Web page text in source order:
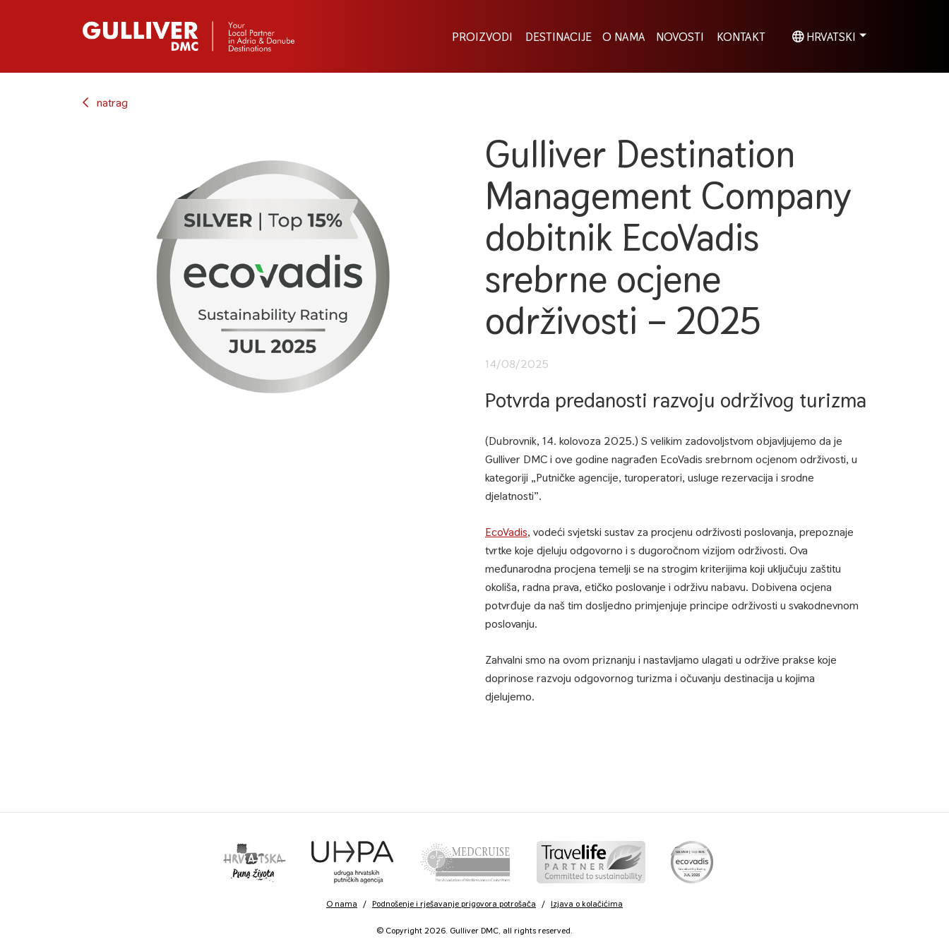
PROIZVODI DESTINACIJE O NAMA NOVOSTI KONTAKT HRVATSKI
natrag
Gulliver Destination
Management Company
dobitnik EcoVadis
srebrne ocjene
održivosti – 2025
14/08/2025
Potvrda predanosti razvoju održivog turizma
(Dubrovnik, 14. kolovoza 2025.) S velikim zadovoljstvom objavljujemo da je
Gulliver DMC i ove godine nagrađen EcoVadis srebrnom ocjenom održivosti, u
kategoriji „Putničke agencije, turoperatori, usluge rezervacija i srodne
djelatnosti”.
EcoVadis, vodeći svjetski sustav za procjenu održivosti poslovanja, prepoznaje
tvrtke koje djeluju odgovorno i s dugoročnom vizijom održivosti. Ova
međunarodna procjena temelji se na strogim kriterijima koji uključuju zaštitu
okoliša, radna prava, etičko poslovanje i održivu nabavu. Dobivena ocjena
potvrđuje da naš tim dosljedno primjenjuje principe održivosti u svakodnevnom
poslovanju.
Zahvalni smo na ovom priznanju i nastavljamo ulagati u održive prakse koje
doprinose razvoju odgovornog turizma i očuvanju destinacija u kojima
djelujemo.
O nama / Podnošenje i rješavanje prigovora potrošača / Izjava o kolačićima
© Copyright 2026. Gulliver DMC, all rights reserved.